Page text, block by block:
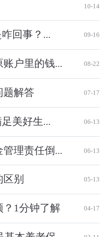
10-14
回事？... 09-16
户里的钱... 08-22
题解答 07-17
美好生... 06-13
理责任倒... 06-13
别 05-13
？1分钟了解 04-17